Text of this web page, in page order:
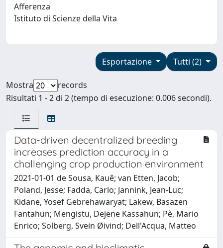
Afferenza
Istituto di Scienze della Vita
Tutti (2)
Esportazione
Mostra
records
Risultati 1 - 2 di 2 (tempo di esecuzione: 0.006 secondi).
Data-driven decentralized breeding
increases prediction accuracy in a
challenging crop production environment
2021-01-01 de Sousa, Kauê; van Etten, Jacob;
Poland, Jesse; Fadda, Carlo; Jannink, Jean-Luc;
Kidane, Yosef Gebrehawaryat; Lakew, Basazen
Fantahun; Mengistu, Dejene Kassahun; Pè, Mario
Enrico; Solberg, Svein Øivind; Dell'Acqua, Matteo